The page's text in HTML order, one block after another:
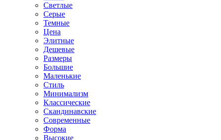
Светлые
Серые
Темные
Цена
Элитные
Дешевые
Размеры
Большие
Маленькие
Стиль
Минимализм
Классические
Скандинавские
Современные
Форма
Высокие